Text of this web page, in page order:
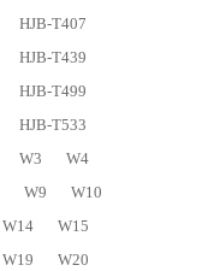
HJB-T407
HJB-T439
HJB-T499
HJB-T533
W3
W4
W9
W10
W14
W15
W19
W20